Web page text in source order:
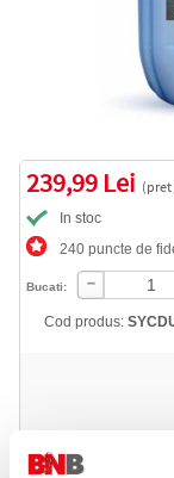
239,99 Lei (pret
In stoc
240 puncte de
Bucati:
Cod produs: